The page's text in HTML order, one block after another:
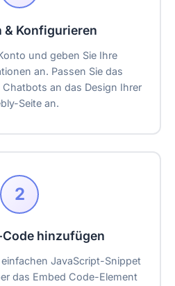
& Konfigurieren
und geben Sie Ihre
an. Passen Sie das
an das Design Ihrer
Seite an.
2
hinzufügen
JavaScript-Snippet
das Embed Code-Element